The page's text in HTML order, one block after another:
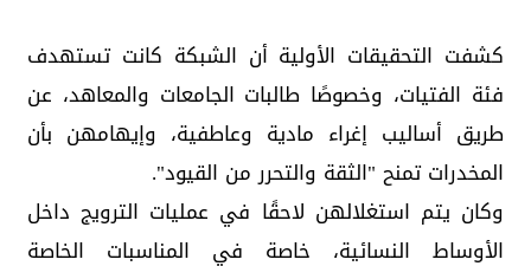
كشفت التحقيقات الأولية أن الشبكة كانت تستهدف
فئة الفتيات، وخصوصًا طالبات الجامعات والمعاهد، عن
طريق أساليب إغراء مادية وعاطفية، وإيهامهن بأن
المخدرات تمنح "الثقة والتحرر من القيود".
وكان يتم استغلالهن لاحقًا في عمليات الترويج داخل
الأوساط النسائية، خاصة في المناسبات الخاصة